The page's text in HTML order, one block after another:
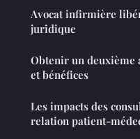
Avocat infirmière
juridique
Obtenir un deuxième
et bénéfices
Les impacts des
relation patient-